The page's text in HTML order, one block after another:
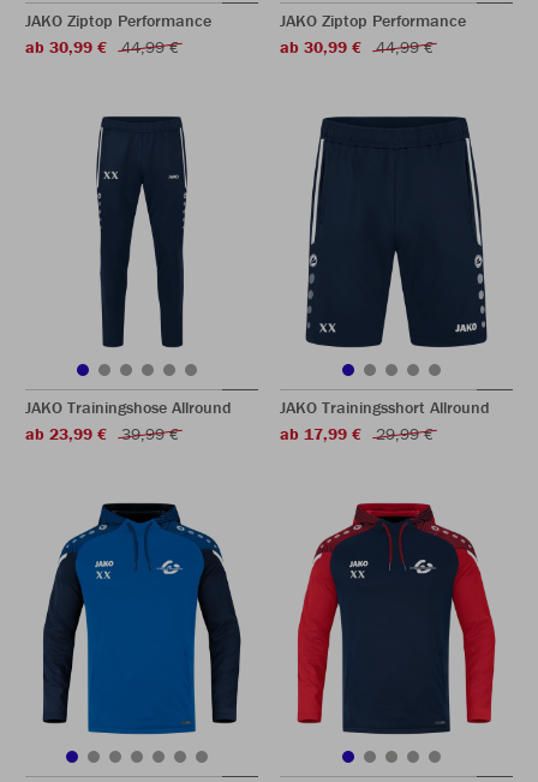
JAKO Ziptop Performance
ab 30,99 €
44,99 €
JAKO Ziptop Performance
ab 30,99 €
44,99 €
JAKO Trainingshose Allround
ab 23,99 €
39,99 €
JAKO Trainingsshort Allround
ab 17,99 €
29,99 €